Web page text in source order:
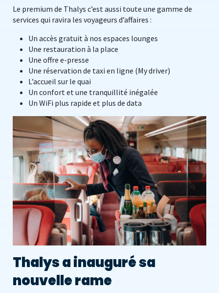
Le premium de Thalys c’est aussi toute une gamme de
services qui ravira les voyageurs d’affaires :
Un accès gratuit à nos espaces lounges
Une restauration à la place
Une offre e-presse
Une réservation de taxi en ligne (My driver)
L’accueil sur le quai
Un confort et une tranquillité inégalée
Un WiFi plus rapide et plus de data
Thalys a inauguré sa
nouvelle rame